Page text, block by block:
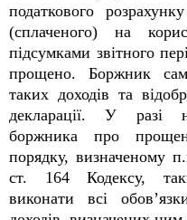
податкового
(сплаченого) на
підсумками звітного
прощено. Боржник
таких доходів та
декларації. У разі
боржника про
порядку, визначеному
ст. 164 Кодексу,
виконати всі